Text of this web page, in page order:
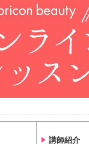
講師紹介